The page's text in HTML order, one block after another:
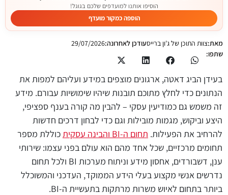
הוסיפו אותנו למועדפים שלכם בגוגל!
הוספה כמקור מועדף
מאת:צוות התוכן של ג'ון ברייסעודכן לאחרונה:29/07/2026
שתפו:
בעידן הביג דאטה, ארגונים מוצפים במידע ועליהם למפות את
הנתונים כדי לחלץ מתוכם תובנות שיהיו שימושיות עבורם. מידע
זה משמש גם כמודיעין עסקי – להבין מה קורה בענף ספציפי,
היצע וביקוש, מגמות מובילות וגם כדי לבחון דרכים חדשות
להרחיב את הפעילות. תחום ה-BI והבינה עסקית
כוללת מספר
תחומים מרכזיים, שכל אחד מהם הוא עולם בפני עצמו: שירותי
ענן, דשבורדים, אחסון מידע וניתוח מערכות BI ולכל תחום
נדרשים אנשי מקצוע בעלי הידע הממוקד, העדכני והמשוכלל
ביותר בתחום לאיוש משרות מרתקות בתעשיית ה-BI.